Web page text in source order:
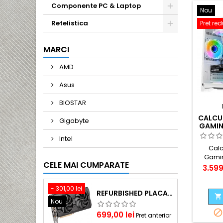
Componente PC & Laptop
Retelistica
MARCI
AMD
Asus
BIOSTAR
Gigabyte
Intel
CELE MAI CUMPARATE
- 301,00 lei
Nou
REFURBISHED PLACA VIDEO GAMING AMD SAPPHIRE RX 5700 PULSE & BE 8GB GDDR6
Pret
699,00 leiPret anteriorPret
Nou
Pret
GTX
White
DDR4
Pret

